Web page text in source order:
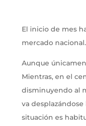
El inicio de mes
mercado nacional.
Aunque
Mientras, en el
disminuyendo al
va desplazándose
situación es